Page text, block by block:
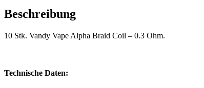
Beschreibung
10 Stk. Vandy Vape Alpha Braid Coil – 0.3 Ohm.
Technische Daten: